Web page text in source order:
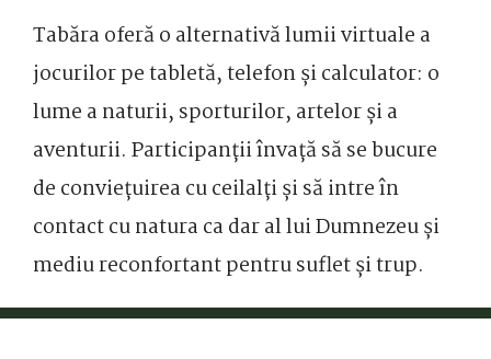
Tabăra oferă o alternativă lumii virtuale a
jocurilor pe tabletă, telefon și calculator: o
lume a naturii, sporturilor, artelor și a
aventurii. Participanții învață să se bucure
de conviețuirea cu ceilalți și să intre în
contact cu natura ca dar al lui Dumnezeu și
mediu reconfortant pentru suflet și trup.